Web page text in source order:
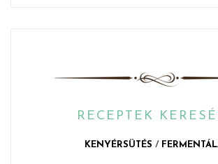
RECEPTEK
KENYÉRSÜTÉS /